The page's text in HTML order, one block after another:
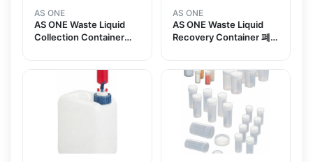
AS ONE
AS ONE Waste Liquid
Collection Container
AS ONE
AS ONE Waste Liquid
Recovery Container 폐